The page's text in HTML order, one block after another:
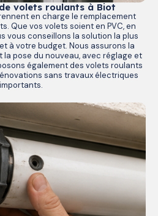
volets roulants à Biot
en charge le remplacement
Que vos volets soient en PVC, en
vous conseillons la solution la plus
à votre budget. Nous assurons la
la pose du nouveau, avec réglage et
également des volets roulants
sans travaux électriques
importants.